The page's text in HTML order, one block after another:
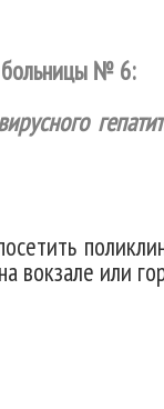
больницы № 6:
вокзале или